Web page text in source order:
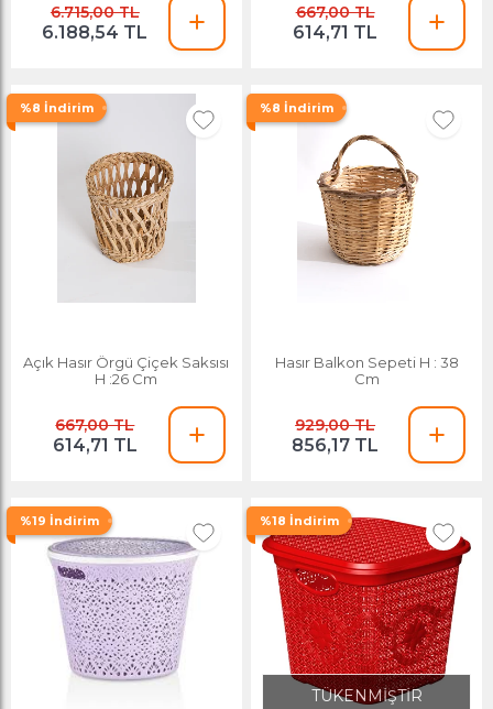
6.715,00 TL
6.188,54 TL
667,00 TL
614,71 TL
%8 İndirim
Açık Hasır Örgü Çiçek Saksısı
H :26 Cm
667,00 TL
614,71 TL
%8 İndirim
Hasır Balkon Sepeti H : 38
Cm
929,00 TL
856,17 TL
%19 İndirim %18 İndirim
TÜKENMİŞTİR